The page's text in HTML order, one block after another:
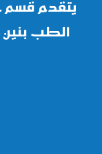
يتقدم قسم
التهنئة